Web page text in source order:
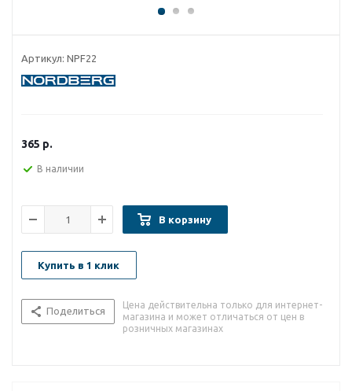
Артикул: NPF22
365 р.
В наличии
В корзину
Купить в 1 клик
Поделиться
Цена действительна только для интернет-
магазина и может отличаться от цен в
розничных магазинах